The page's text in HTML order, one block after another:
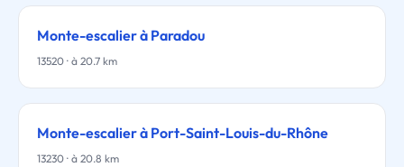
Monte-escalier à Paradou
13520 · à 20.7 km
Monte-escalier à Port-Saint-Louis-du-Rhône
13230 · à 20.8 km